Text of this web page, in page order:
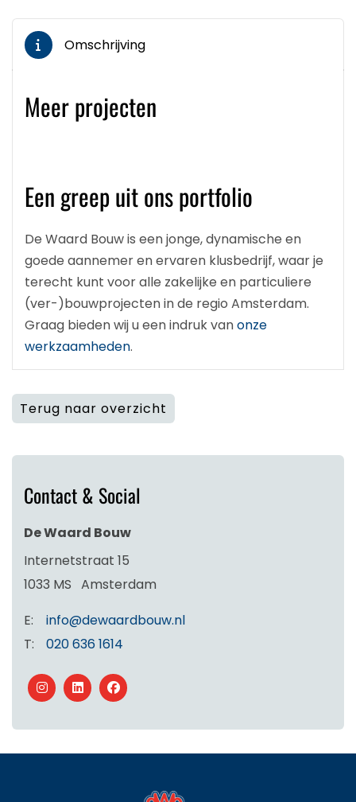
Omschrijving
Meer projecten
Een greep uit ons portfolio
De Waard Bouw is een jonge, dynamische en
goede aannemer en ervaren klusbedrijf, waar je
terecht kunt voor alle zakelijke en particuliere
(ver-)bouwprojecten in de regio Amsterdam.
Graag bieden wij u een indruk vanonze
werkzaamheden.
Terug naar overzicht
Contact & Social
De Waard Bouw
Internetstraat 15
1033 MS Amsterdam
E:
info@dewaardbouw.nl
T:
020 636 1614